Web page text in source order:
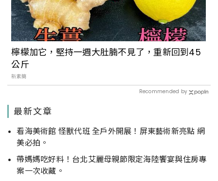
檸檬加它，堅持一週大肚腩不見了，重新回到45
公斤
新素簡
Recommended by
最新文章
看海美術館 怪獸代班 全戶外開展！屏東藝術新亮點 網
美必拍。
帶媽媽吃好料！台北艾麗母親節限定海陸饗宴與住房專
案一次收藏。